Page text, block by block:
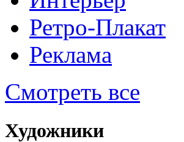
Ретро-Плакат
Реклама
Смотреть все
Художники